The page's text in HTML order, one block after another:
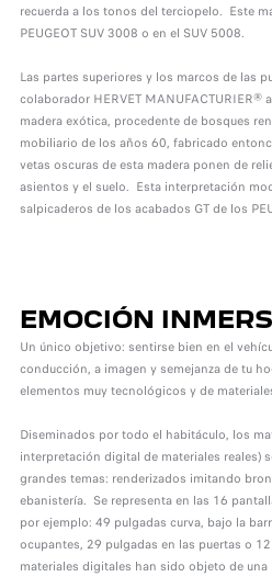
recuerda a los tonos del terciopelo. Este
PEUGEOT SUV 3008 o en el SUV 5008.
Las partes superiores y los marcos de las
colaborador HERVET MANUFACTURIER®
madera exótica, procedente de bosques
mobiliario de los años 60, fabricado
vetas oscuras de esta madera ponen de
asientos y el suelo. Esta interpretación
salpicaderos de los acabados GT de los
EMOCIÓN
Un único objetivo: sentirse bien en el
conducción, a imagen y semejanza de tu
elementos muy tecnológicos y de
Diseminados por todo el habitáculo, los
interpretación digital de materiales reales)
grandes temas: renderizados imitando
ebanistería. Se representa en las 16
por ejemplo: 49 pulgadas curva, bajo la
ocupantes, 29 pulgadas en las puertas o
materiales digitales han sido objeto de